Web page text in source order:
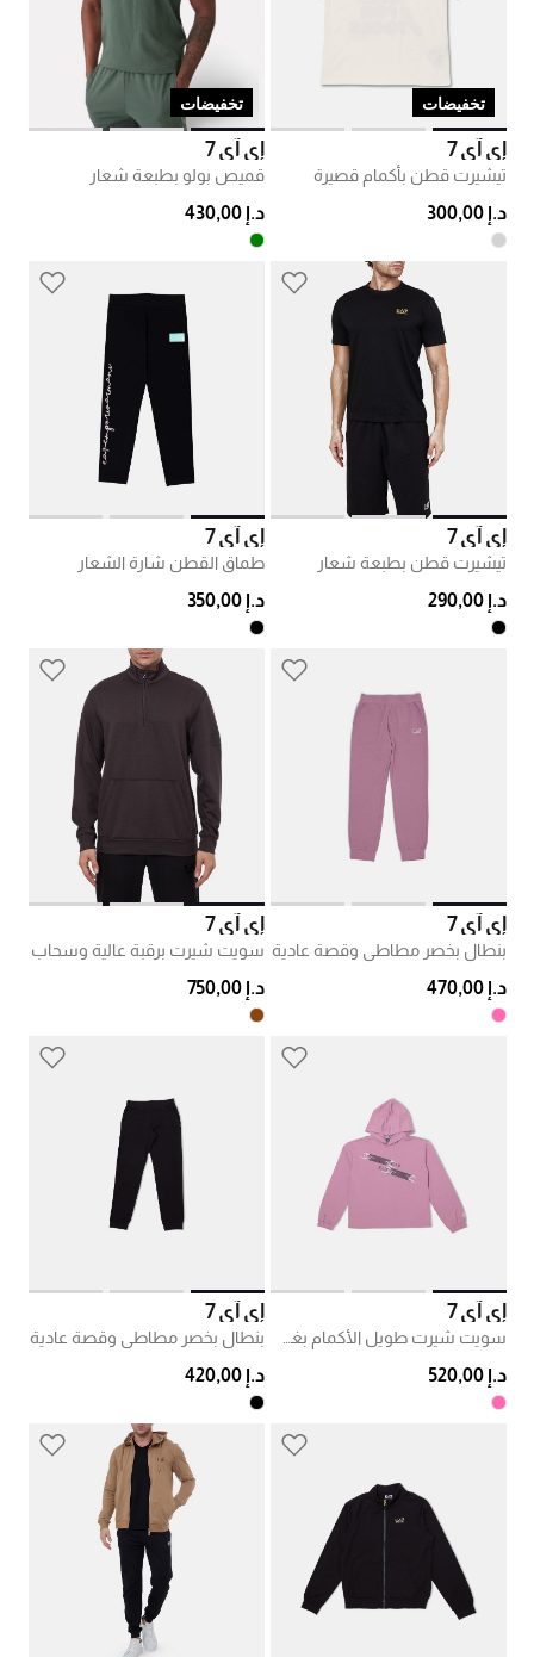
تخفيضات
إي آي 7
تيشيرت قطن بأكمام قصيرة
د.إ 300,00
تخفيضات
إي آي 7
قميص بولو بطبعة شعار
د.إ 430,00
إي آي 7
تيشيرت قطن بطبعة شعار
د.إ 290,00
إي آي 7
طماق القطن شارة الشعار
د.إ 350,00
إي آي 7
بنطال بخصر مطاطي وقصة عادية
د.إ 470,00
إي آي 7
سويت شيرت برقبة عالية وسحاب
د.إ 750,00
إي آي 7
د.إ 520,00
إي آي 7
بنطال بخصر مطاطي وقصة عادية
د.إ 420,00